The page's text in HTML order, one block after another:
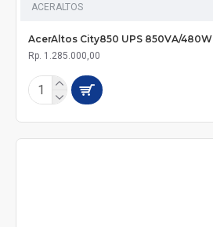
ACERALTOS
AcerAltos City850 UPS 850VA/480W
Rp. 1.285.000,00